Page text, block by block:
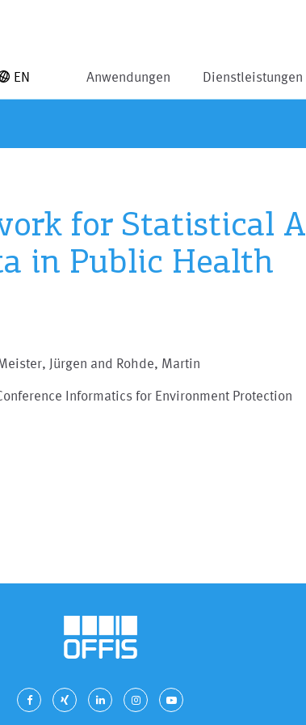
Anwendungen Dienstleistungen
EN
for Statistical
in Public Health
Jürgen and Rohde, Martin
Informatics for Environment Protection